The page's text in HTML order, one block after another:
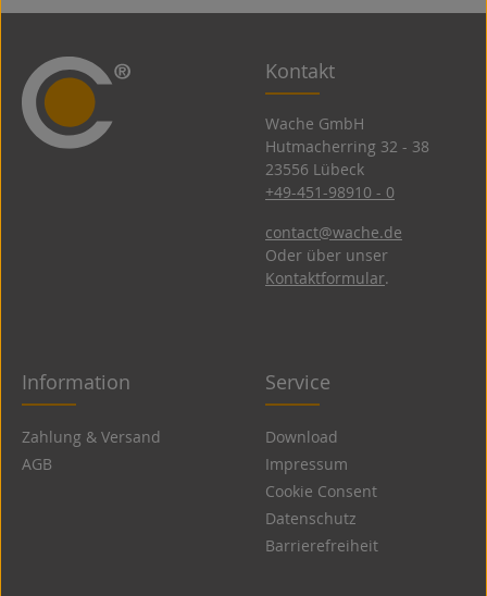
Kontakt
Wache GmbH
Hutmacherring 32 ­- 38
23556 Lübeck
+49-451-98910 - 0
contact@wache.de
Oder über unser
Kontaktformular.
Information
Zahlung & Versand
AGB
Service
Download
Impressum
Cookie Consent
Datenschutz
Barrierefreiheit